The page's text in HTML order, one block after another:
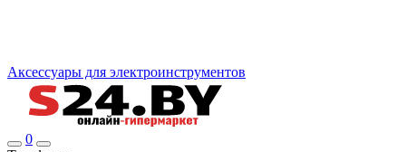
Аксессуары для электроинструментов
0